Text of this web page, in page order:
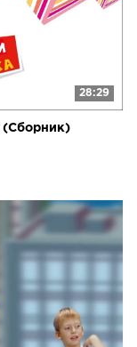
28:29
(Сборник)